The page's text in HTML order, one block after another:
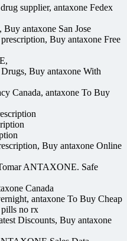
supplier, antaxone Fedex
antaxone San Jose
Buy antaxone Free
Buy antaxone With
Canada, antaxone To Buy
Buy antaxone Online
ANTAXONE. Safe
Canada
antaxone To Buy Cheap
no rx
Discounts, Buy antaxone